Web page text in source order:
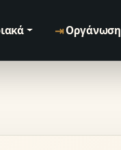
⇥ Οργάνωση